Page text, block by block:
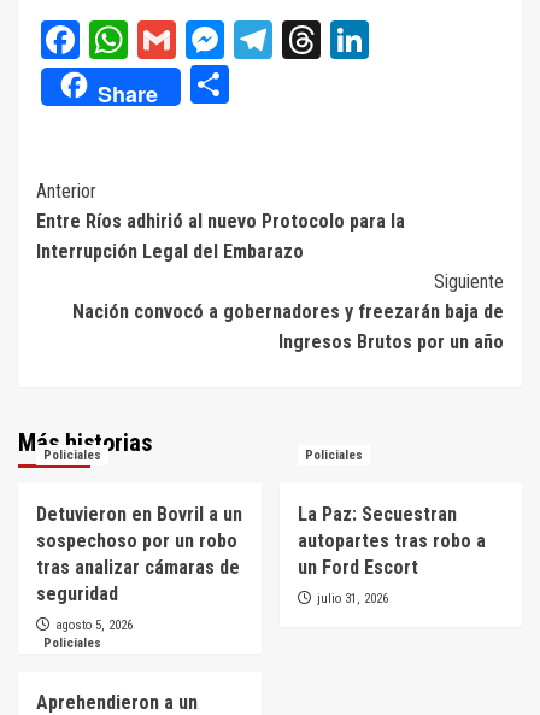
Facebook
WhatsApp
GmailMessenger
Telegram
Threads
Share
Navegación
de
entradas
Anterior
Entre Ríos adhirió al nuevo Protocolo para la
Interrupción Legal del Embarazo
Siguiente
Nación convocó a gobernadores y freezarán baja de
Ingresos Brutos por un año
Más historias
Policiales
Detuvieron en Bovril a un
sospechoso por un robo
tras analizar cámaras de
seguridad
agosto 5, 2026
Policiales
La Paz: Secuestran
autopartes tras robo a
un Ford Escort
julio 31, 2026
Policiales
Aprehendieron a un